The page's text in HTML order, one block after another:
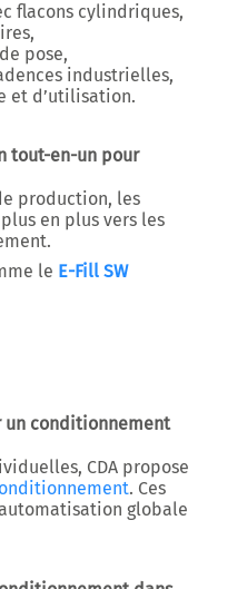
flacons cylindriques,
pose,
industrielles,
et d’utilisation.
tout-en-un pour
production, les
en plus vers les
.
le E-Fill SW
un conditionnement
CDA propose
. Ces
globale